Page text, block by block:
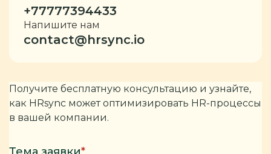
+77777394433
Напишите нам
contact@hrsync.io
Получите бесплатную консультацию и узнайте,
как HRsync может оптимизировать HR-процессы
в вашей компании.